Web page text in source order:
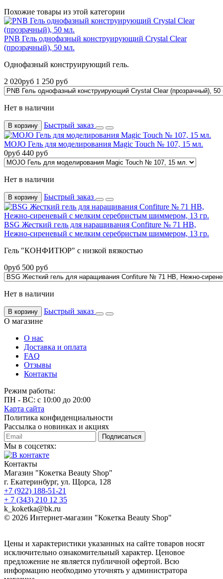
Похожие товары из этой категории
PNB Гель однофазный конструирующий Сrystal Clear
(прозрачный), 50 мл.
Однофазный конструирующий гель.
2 020руб 1 250 руб
Нет в наличии
В корзину Быстрый заказ
MOJO Гель для моделирования Magic Touch № 107, 15 мл.
0руб 440 руб
Нет в наличии
В корзину Быстрый заказ
BSG Жесткий гель для наращивания Confiture № 71 HB,
Нежно-сиреневый с мелким серебристым шиммером, 13 гр.
Гель "КОНФИТЮР" с низкой вязкостью
0руб 500 руб
Нет в наличии
В корзину
Быстрый заказ
О магазине
О нас
Доставка и оплата
FAQ
Отзывы
Контакты
Режим работы:
ПН - ВС: с 10:00 до 20:00
Карта сайта
Политика конфиденциальности
Рассылка о новинках и акциях
Подписаться
Мы в соцсетях:
Контакты
Магазин "Кокетка Beauty Shop"
г. Екатеринбург, ул. Щорса, 128
+7 (922) 188-51-21
+ 7 (343) 210 12 35
k_koketka@bk.ru
© 2026 Интернет-магазин "Кокетка Beauty Shop"
Цены и характеристики указанных на сайте товаров носят
исключительно ознакомительный характер. Ценовое
предложение не является публичной офертой. Всю
информацию необходимо уточнять у администратора